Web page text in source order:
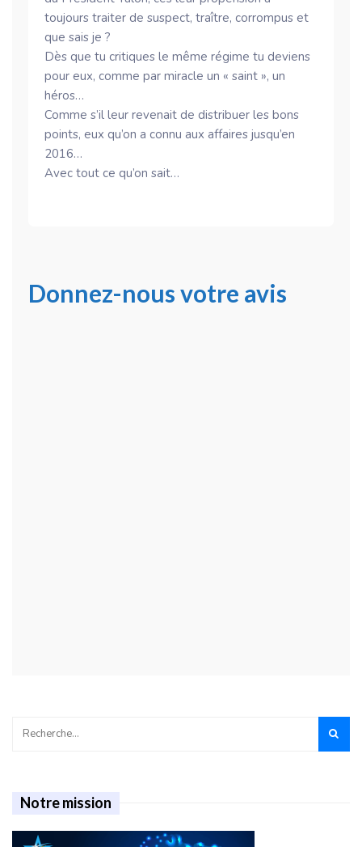
toujours traiter de suspect, traître, corrompus et
que sais je ?
Dès que tu critiques le même régime tu deviens
pour eux, comme par miracle un « saint », un
héros…
Comme s’il leur revenait de distribuer les bons
points, eux qu’on a connu aux affaires jusqu’en
2016…
Avec tout ce qu’on sait…
Donnez-nous votre avis
Notre mission